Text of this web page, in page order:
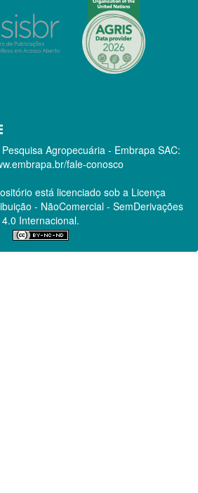
Agropecuária - Embrapa SAC:
fale-conosco
está licenciado sob a Licença
- NãoComercial - SemDerivações
4.0 Internacional.